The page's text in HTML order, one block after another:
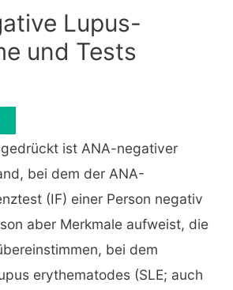
Lupus-
und Tests
ist ANA-negativer
bei dem der ANA-
(IF) einer Person negativ
aber Merkmale aufweist, die
bei dem
erythematodes (SLE; auch